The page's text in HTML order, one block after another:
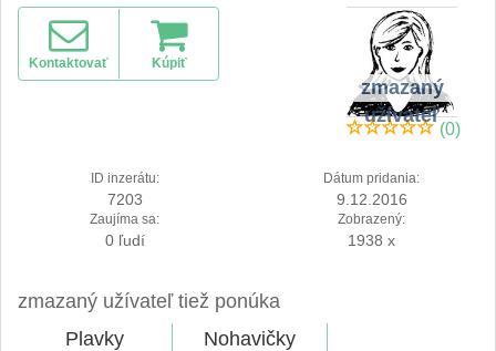
Kontaktovať Kúpiť
zmazaný
užívateľ
(0)
ID inzerátu:
7203
Dátum pridania:
9.12.2016
Zaujíma sa:
0 ľudí
Zobrazený:
1938 x
zmazaný užívateľ tiež ponúka
Plavky
Nohavičky